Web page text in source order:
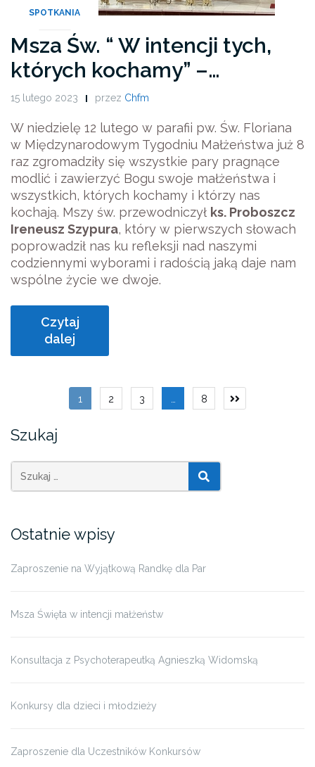
SPOTKANIA
Msza Św. “ W intencji tych,
których kochamy” –…
15 lutego 2023 przez Chfm
W niedzielę 12 lutego w parafii pw. Św. Floriana
w Międzynarodowym Tygodniu Małżeństwa już 8
raz zgromadziły się wszystkie pary pragnące
modlić i zawierzyć Bogu swoje małżeństwa i
wszystkich, których kochamy i którzy nas
kochają. Mszy św. przewodniczył ks. Proboszcz
Ireneusz Szypura, który w pierwszych słowach
poprowadził nas ku refleksji nad naszymi
codziennymi wyborami i radością jaką daje nam
wspólne życie we dwoje.
Czytaj
dalej
Stronicowanie
1 2 3 … 8
Szukaj
SZUKAJ
Ostatnie wpisy
Zaproszenie na Wyjątkową Randkę dla Par
Msza Święta w intencji małżeństw
Konsultacja z Psychoterapeutką Agnieszką Widomską
Konkursy dla dzieci i młodzieży
Zaproszenie dla Uczestników Konkursów